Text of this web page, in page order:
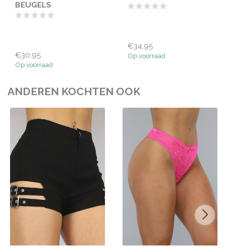
BEUGELS
€30,95
Op voorraad
€34,95
Op voorraad
ANDEREN KOCHTEN OOK